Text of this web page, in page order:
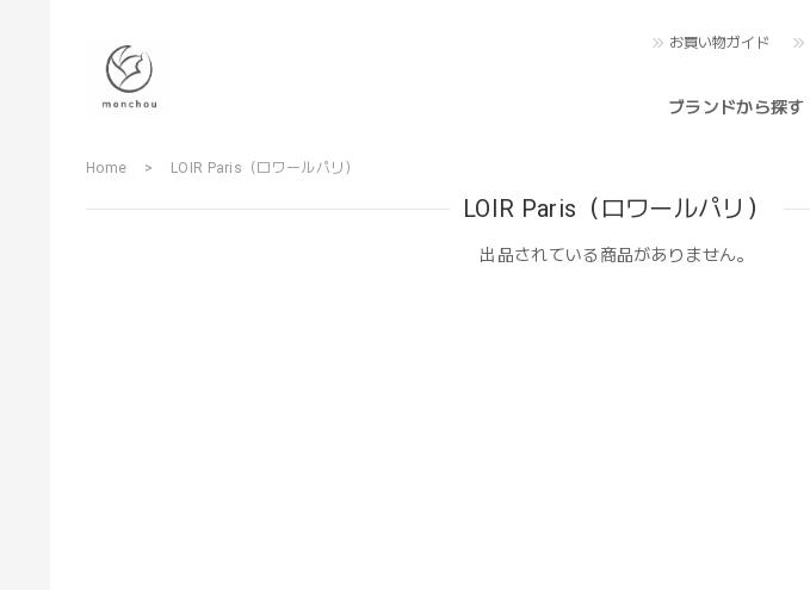
お買い物ガイド
ブランドから探す
Home LOIR Paris（ロワールパリ）
LOIR Paris（ロワールパリ）
出品されている商品がありません。